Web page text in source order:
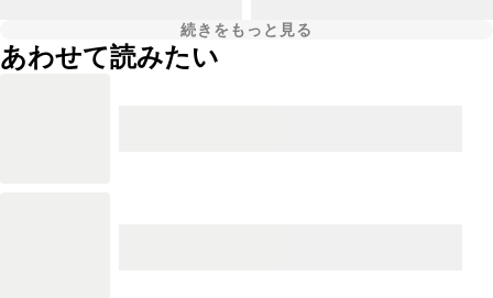
続きをもっと見る
あわせて読みたい